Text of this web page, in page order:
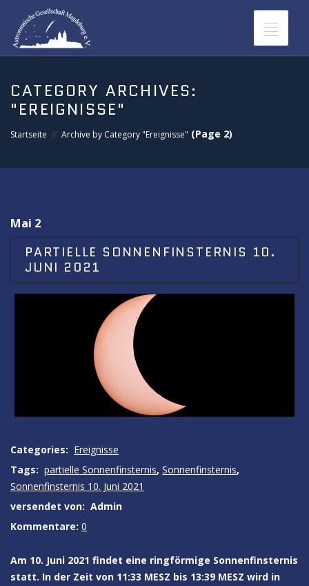
Toggle
CATEGORY ARCHIVES:
"EREIGNISSE"
Startseite Archive by Category "Ereignisse" (Page 2)
Mai 2
PARTIELLE SONNENFINSTERNIS 10.
JUNI 2021
Categories: Ereignisse
Tags: partielle Sonnenfinsternis,Sonnenfinsternis,
Sonnenfinsternis 10. Juni 2021
versendet von: Admin
Kommentare: 0
Am 10. Juni 2021 findet eine ringförmige Sonnenfinsternis
statt. In der Zeit von 11:33 MESZ bis 13:39 MESZ wird in